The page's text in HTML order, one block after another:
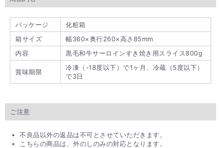
パッケージ
化粧箱
箱サイズ
幅360×奥行260×高さ85mm
内容
黒毛和牛サーロインすき焼き用スライス800g
賞味期限
冷凍（-18度以下）で1ヶ月、冷蔵（5度以下）
で3日
ご注意
不良品以外の返品は不可とさせていただきます。
こちらの商品は、外のしのみの対応となります。